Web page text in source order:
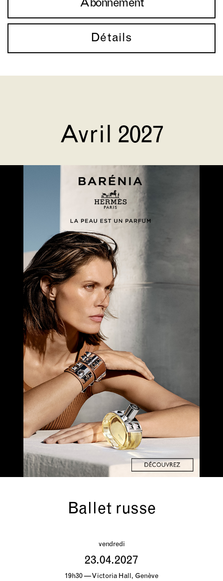
Abonnement
Détails
Avril 2027
Ballet russe
vendredi
23.04.2027
19h30 — Victoria Hall, Genève